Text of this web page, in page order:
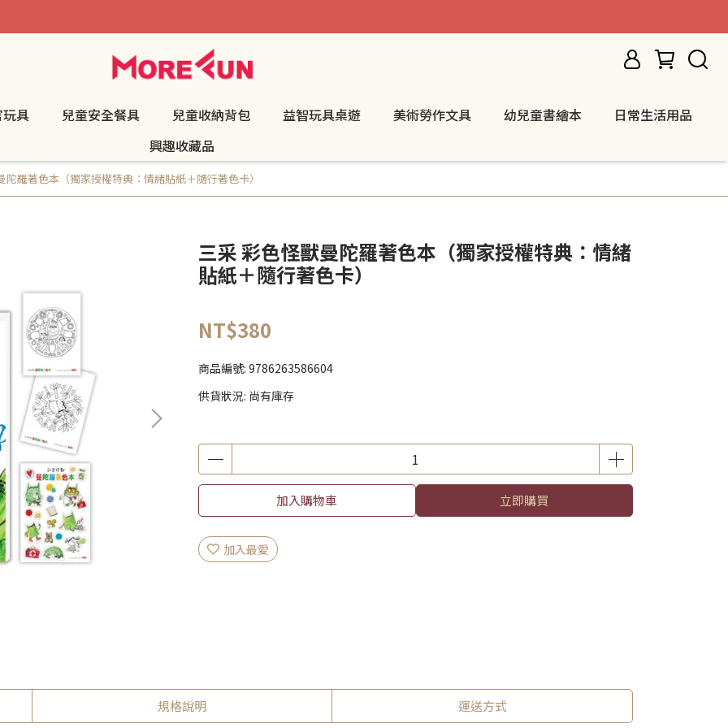
具 兒童安全餐具 兒童收納背包 益智玩具桌遊 美術勞作文具 幼兒童書繪本
日常生活用品
興趣收藏品
陀羅著色本（獨家授權特典：情緒貼紙＋隨行著色卡）
三采 彩色怪獸曼陀羅著色本（獨家授權特典：情緒
貼紙＋隨行著色卡）
NT$380
商品編號: 9786263586604
供貨狀況: 尚有庫存
加入購物車 立即購買
加入最愛
規格說明 運送方式